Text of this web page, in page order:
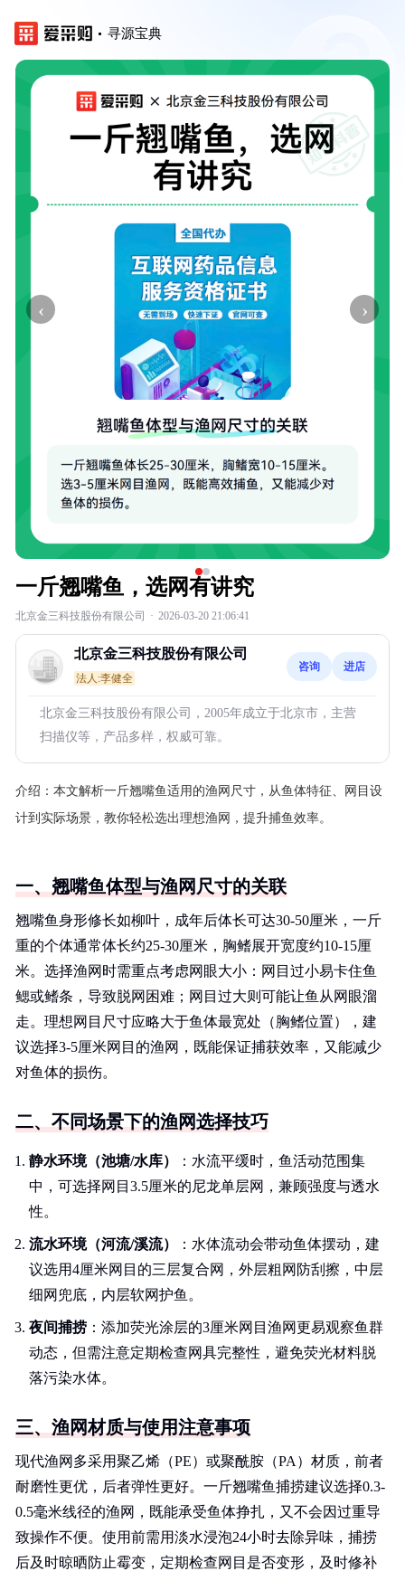
寻源宝典
‹ ›
一斤翘嘴鱼，选网有讲究
北京金三科技股份有限公司 · 2026-03-20 21:06:41
北京金三科技股份有限公司
法人:李健全
咨询 进店
北京金三科技股份有限公司，2005年成立于北京市，主营
扫描仪等，产品多样，权威可靠。
介绍： 本文解析一斤翘嘴鱼适用的渔网尺寸，从鱼体特征、网目设
计到实际场景，教你轻松选出理想渔网，提升捕鱼效率。
一、翘嘴鱼体型与渔网尺寸的关联
翘嘴鱼身形修长如柳叶，成年后体长可达30-50厘米，一斤
重的个体通常体长约25-30厘米，胸鳍展开宽度约10-15厘
米。选择渔网时需重点考虑网眼大小：网目过小易卡住鱼
鳃或鳍条，导致脱网困难；网目过大则可能让鱼从网眼溜
走。理想网目尺寸应略大于鱼体最宽处（胸鳍位置），建
议选择3-5厘米网目的渔网，既能保证捕获效率，又能减少
对鱼体的损伤。
二、不同场景下的渔网选择技巧
静水环境（池塘/水库）
：水流平缓时，鱼活动范围集
中，可选择网目3.5厘米的尼龙单层网，兼顾强度与透水
性。
流水环境（河流/溪流）
：水体流动会带动鱼体摆动，建
议选用4厘米网目的三层复合网，外层粗网防刮擦，中层
细网兜底，内层软网护鱼。
夜间捕捞 ：添加荧光涂层的3厘米网目渔网更易观察鱼群
动态，但需注意定期检查网具完整性，避免荧光材料脱
落污染水体。
三、渔网材质与使用注意事项
现代渔网多采用聚乙烯（PE）或聚酰胺（PA）材质，前者
耐磨性更优，后者弹性更好。一斤翘嘴鱼捕捞建议选择0.3-
0.5毫米线径的渔网，既能承受鱼体挣扎，又不会因过重导
致操作不便。使用前需用淡水浸泡24小时去除异味，捕捞
后及时晾晒防止霉变，定期检查网目是否变形，及时修补